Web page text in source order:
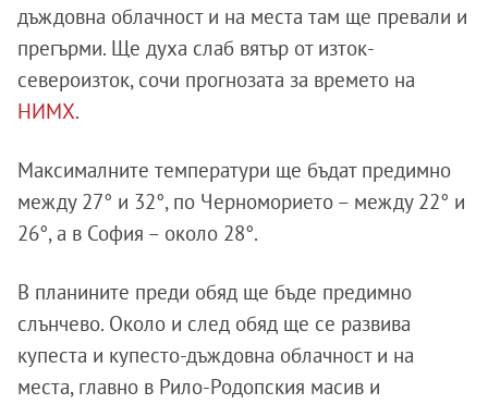
дъждовна облачност и на места там ще превали и
прегърми. Ще духа слаб вятър от изток-
североизток, сочи прогнозата за времето на
НИМХ.
Максималните температури ще бъдат предимно
между 27° и 32°, по Черноморието – между 22° и
26°, а в София – около 28°.
В планините преди обяд ще бъде предимно
слънчево. Около и след обяд ще се развива
купеста и купесто-дъждовна облачност и на
места, главно в Рило-Родопския масив и